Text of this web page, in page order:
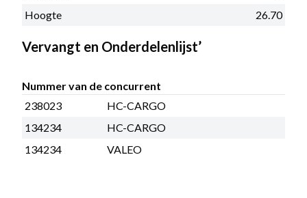
Hoogte
26.70
Vervangt en Onderdelenlijst’
Nummer van de concurrent
238023
HC-CARGO
134234
HC-CARGO
134234
VALEO